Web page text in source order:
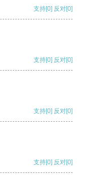
支持[0] 反对[0]
支持[0] 反对[0]
支持[0] 反对[0]
支持[0] 反对[0]